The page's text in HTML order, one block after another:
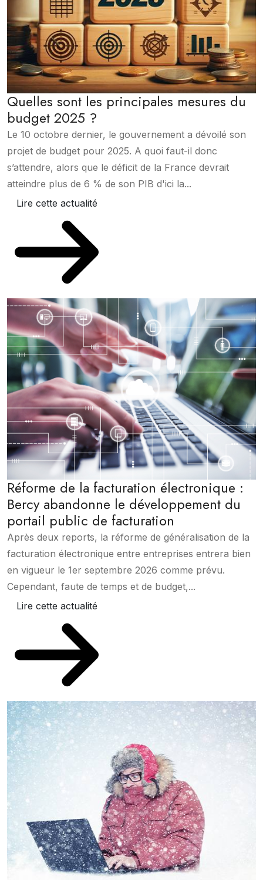
Quelles sont les principales mesures du
budget 2025 ?
Le 10 octobre dernier, le gouvernement a dévoilé son
projet de budget pour 2025. A quoi faut-il donc
s’attendre, alors que le déficit de la France devrait
atteindre plus de 6 % de son PIB d'ici la...
Lire cette actualité
Réforme de la facturation électronique :
Bercy abandonne le développement du
portail public de facturation
Après deux reports, la réforme de généralisation de la
facturation électronique entre entreprises entrera bien
en vigueur le 1er septembre 2026 comme prévu.
Cependant, faute de temps et de budget,...
Lire cette actualité